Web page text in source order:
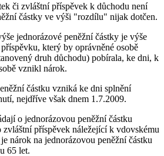
či zvláštní příspěvek k důchodu není
částky ve výši "rozdílu" nijak dotčen.
jednorázové peněžní částky je výše
který by oprávněné osobě
druh důchodu) pobírala, ke dni, k
vznikl nárok.
částku vzniká ke dni splnění
nejdříve však dnem 1.7.2009.
o jednorázovou peněžní částku
příspěvek náležející k vdovskému
nárok na jednorázovou peněžní částku
65 let.